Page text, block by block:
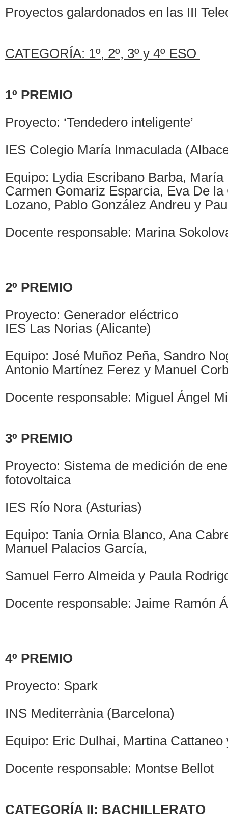
Proyectos galardonados en las III
CATEGORÍA: 1º, 2º, 3º y 4º ESO
1º PREMIO
Proyecto: ‘Tendedero inteligente’
IES Colegio María Inmaculada
Equipo: Lydia Escribano Barba,
Carmen Gomariz Esparcia, Eva De la
Lozano, Pablo González Andreu y
Docente responsable: Marina
2º PREMIO
Proyecto: Generador eléctrico
IES Las Norias (Alicante)
Equipo: José Muñoz Peña, Sandro
Antonio Martínez Ferez y Manuel
Docente responsable: Miguel Ángel
3º PREMIO
Proyecto: Sistema de medición de
fotovoltaica
IES Río Nora (Asturias)
Equipo: Tania Ornia Blanco, Ana
Manuel Palacios García,
Samuel Ferro Almeida y Paula
Docente responsable: Jaime Ramón
4º PREMIO
Proyecto: Spark
INS Mediterrània (Barcelona)
Equipo: Eric Dulhai, Martina Cattaneo
Docente responsable: Montse Bellot
CATEGORÍA II: BACHILLERATO